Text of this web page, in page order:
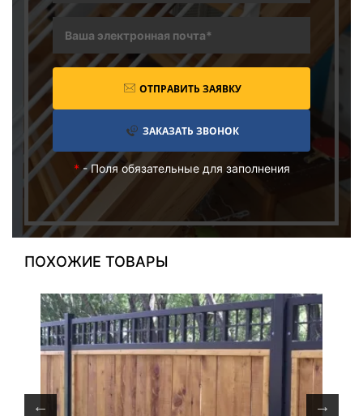
ОТПРАВИТЬ ЗАЯВКУ
ЗАКАЗАТЬ ЗВОНОК
*- Поля обязательные для заполнения
ПОХОЖИЕ ТОВАРЫ